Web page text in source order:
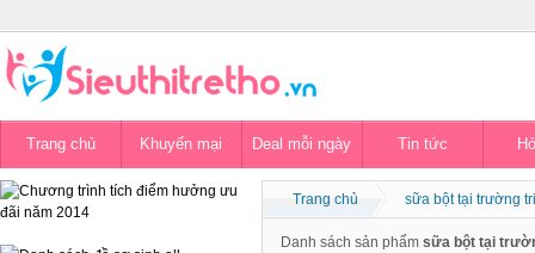
Trang chủ Khuyến mại Deal mỗi ngày Tin tức
Trang chủ sữa bột tại trường
Danh sách sản phẩm sữa bột tại